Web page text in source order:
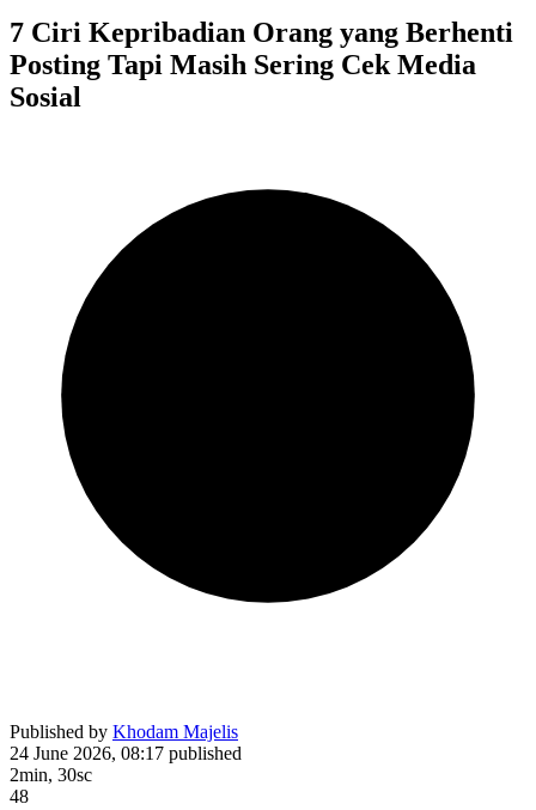
7 Ciri Kepribadian Orang yang Berhenti
Posting Tapi Masih Sering Cek Media
Sosial
Published by Khodam Majelis
24 June 2026, 08:17 published
2min, 30sc
48